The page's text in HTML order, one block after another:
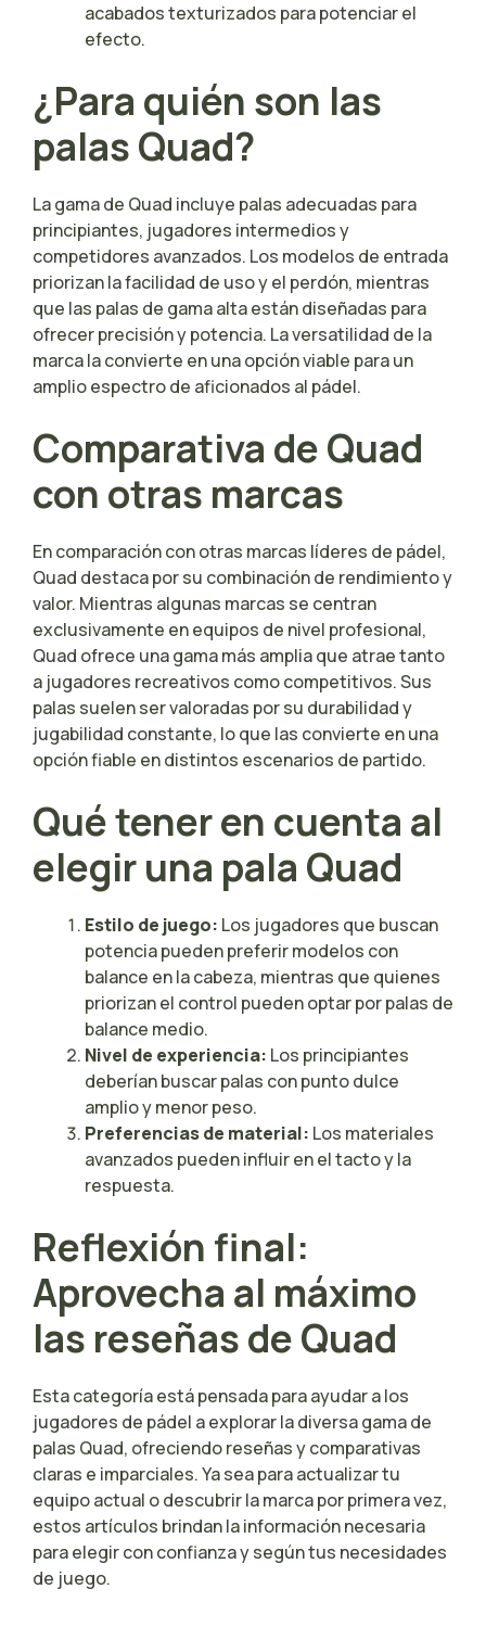
acabados texturizados para potenciar el
efecto.
¿Para quién son las
palas Quad?
La gama de Quad incluye palas adecuadas para
principiantes, jugadores intermedios y
competidores avanzados. Los modelos de entrada
priorizan la facilidad de uso y el perdón, mientras
que las palas de gama alta están diseñadas para
ofrecer precisión y potencia. La versatilidad de la
marca la convierte en una opción viable para un
amplio espectro de aficionados al pádel.
Comparativa de Quad
con otras marcas
En comparación con otras marcas líderes de pádel,
Quad destaca por su combinación de rendimiento y
valor. Mientras algunas marcas se centran
exclusivamente en equipos de nivel profesional,
Quad ofrece una gama más amplia que atrae tanto
a jugadores recreativos como competitivos. Sus
palas suelen ser valoradas por su durabilidad y
jugabilidad constante, lo que las convierte en una
opción fiable en distintos escenarios de partido.
Qué tener en cuenta al
elegir una pala Quad
Estilo de juego: Los jugadores que buscan
potencia pueden preferir modelos con
balance en la cabeza, mientras que quienes
priorizan el control pueden optar por palas de
balance medio.
Nivel de experiencia: Los principiantes
deberían buscar palas con punto dulce
amplio y menor peso.
Preferencias de material: Los materiales
avanzados pueden influir en el tacto y la
respuesta.
Reflexión final:
Aprovecha al máximo
las reseñas de Quad
Esta categoría está pensada para ayudar a los
jugadores de pádel a explorar la diversa gama de
palas Quad, ofreciendo reseñas y comparativas
claras e imparciales. Ya sea para actualizar tu
equipo actual o descubrir la marca por primera vez,
estos artículos brindan la información necesaria
para elegir con confianza y según tus necesidades
de juego.